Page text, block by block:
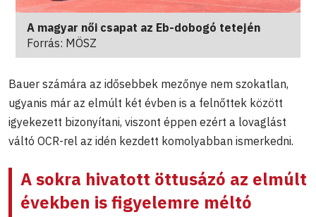
A magyar női csapat az Eb-dobogó tetején
Forrás: MÖSZ
Bauer számára az idősebbek mezőnye nem szokatlan,
ugyanis már az elmúlt két évben is a felnőttek között
igyekezett bizonyítani, viszont éppen ezért a lovaglást
váltó OCR-rel az idén kezdett komolyabban ismerkedni.
A sokra hivatott öttusázó az elmúlt
években is figyelemre méltó